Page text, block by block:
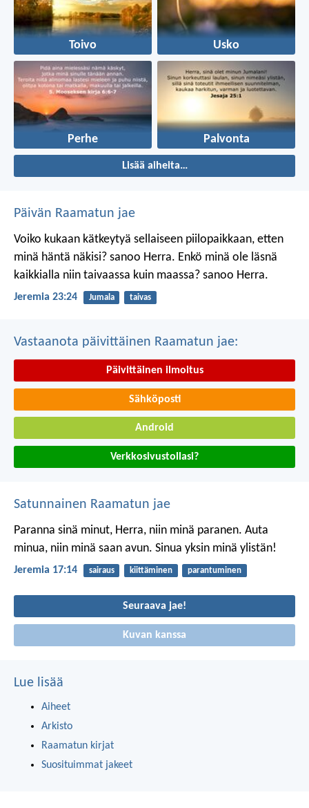
Toivo Usko
Perhe Palvonta
Lisää aiheita…
Päivän Raamatun jae
Voiko kukaan kätkeytyä sellaiseen piilopaikkaan, etten
minä häntä näkisi? sanoo Herra. Enkö minä ole läsnä
kaikkialla niin taivaassa kuin maassa? sanoo Herra.
Jeremia 23:24 Jumala taivas
Vastaanota päivittäinen Raamatun jae:
Päivittäinen ilmoitus
Sähköposti
Android
Verkkosivustollasi?
Satunnainen Raamatun jae
Paranna sinä minut, Herra, niin minä paranen. Auta
minua, niin minä saan avun. Sinua yksin minä ylistän!
Jeremia 17:14 sairaus kiittäminen parantuminen
Seuraava jae!
Kuvan kanssa
Lue lisää
Aiheet
Arkisto
Raamatun kirjat
Suosituimmat jakeet